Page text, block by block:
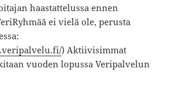
haastattelussa ennen
ei vielä ole, perusta
) Aktiivisimmat
vuoden lopussa Veripalvelun